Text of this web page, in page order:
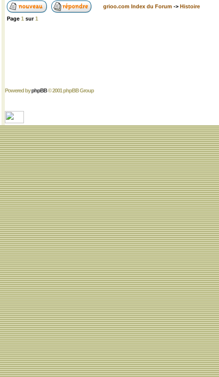
grioo.com Index du Forum -> Histoire
Page 1 sur1
Powered byphpBB© 2001 phpBB Group